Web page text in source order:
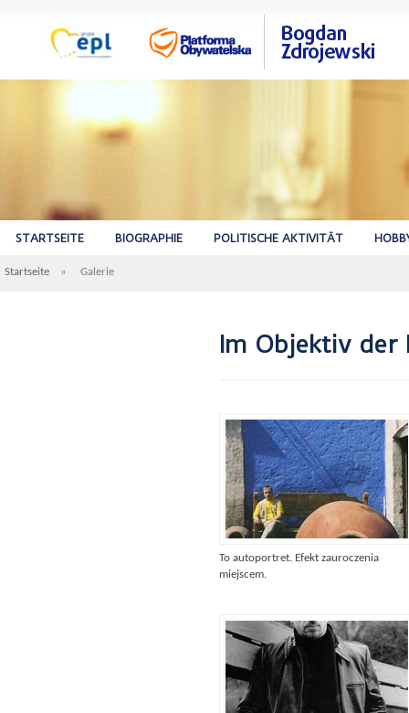
STARTSEITE BIOGRAPHIE POLITISCHE AKTIVITÄT
Startseite » Galerie
Im Objektiv der
To autoportret. Efekt zauroczenia
miejscem.